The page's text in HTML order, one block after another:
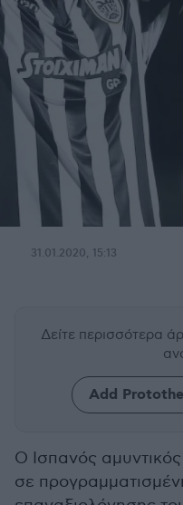
31.01.2020, 15:13
Δείτε περισσότερα
Add
Ο Ισπανός
σε